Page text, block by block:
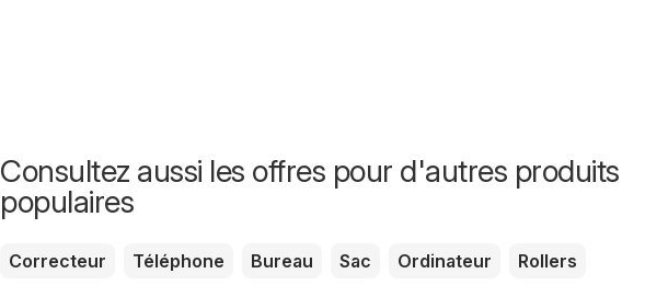
Consultez aussi les offres pour d'autres produits
populaires
Correcteur Téléphone Bureau Sac Ordinateur Rollers